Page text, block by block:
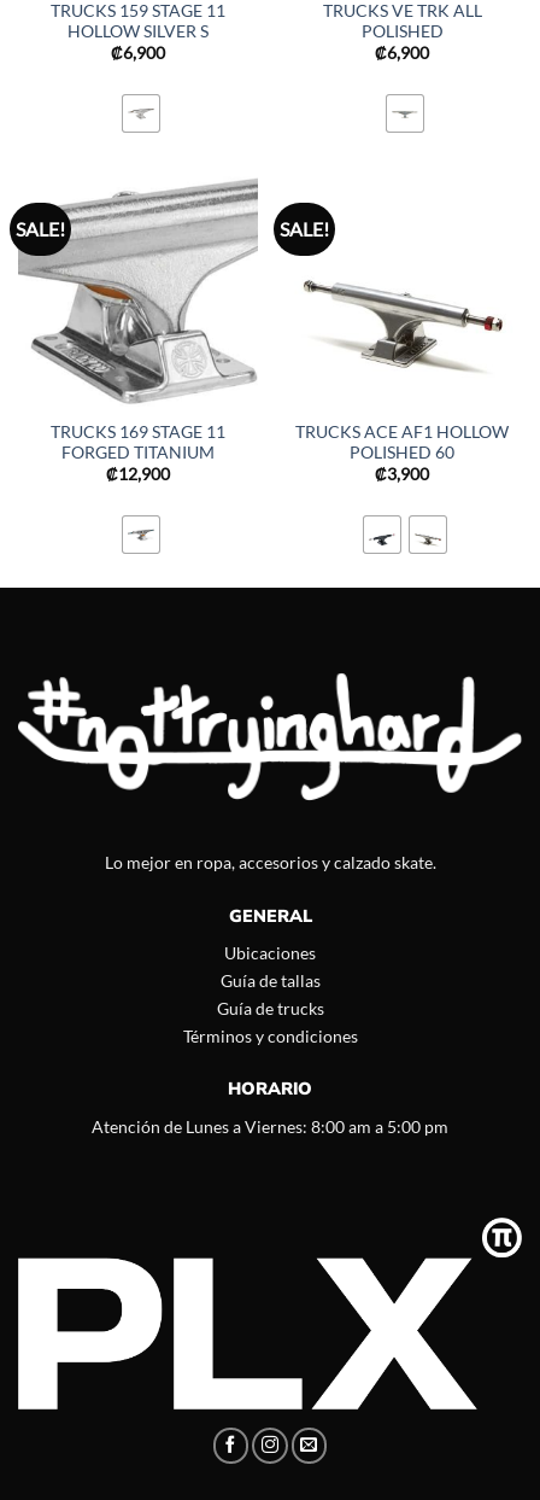
TRUCKS 159 STAGE 11
HOLLOW SILVER S
₡6,900
TRUCKS VE TRK ALL
POLISHED
₡6,900
SALE!
TRUCKS 169 STAGE 11
FORGED TITANIUM
₡12,900
SALE!
TRUCKS ACE AF1 HOLLOW
POLISHED 60
₡3,900
Lo mejor en ropa, accesorios y calzado skate.
GENERAL
Ubicaciones
Guía de tallas
Guía de trucks
Términos y condiciones
HORARIO
Atención de Lunes a Viernes: 8:00 am a 5:00 pm